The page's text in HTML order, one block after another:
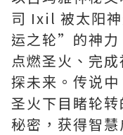
司 Ixil 被太阳
运之轮”的神力
点燃圣火、完
探未来。传说
圣火下目睹轮
秘密，获得智慧